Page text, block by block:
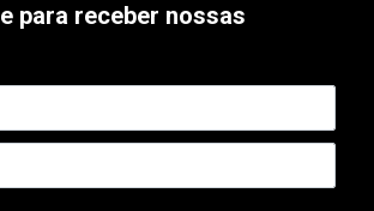
para receber nossas